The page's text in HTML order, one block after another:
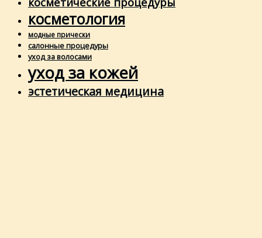
косметология
модные прически
салонные процедуры
уход за волосами
уход за кожей
эстетическая медицина